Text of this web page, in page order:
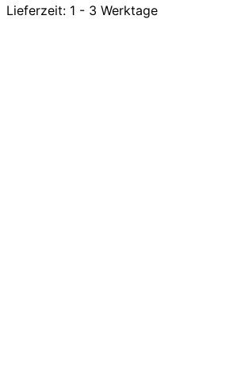
Lieferzeit: 1 - 3 Werktage